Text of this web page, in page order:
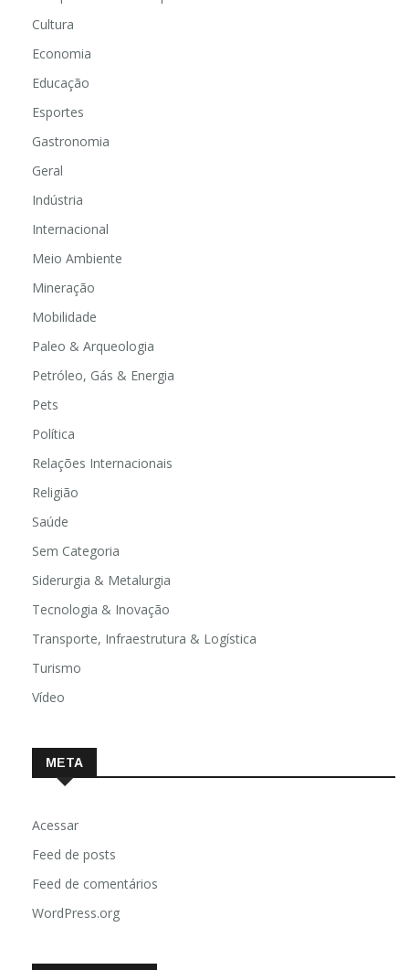
Cultura
Economia
Educação
Esportes
Gastronomia
Geral
Indústria
Internacional
Meio Ambiente
Mineração
Mobilidade
Paleo & Arqueologia
Petróleo, Gás & Energia
Pets
Política
Relações Internacionais
Religião
Saúde
Sem Categoria
Siderurgia & Metalurgia
Tecnologia & Inovação
Transporte, Infraestrutura & Logística
Turismo
Vídeo
META
Acessar
Feed de posts
Feed de comentários
WordPress.org